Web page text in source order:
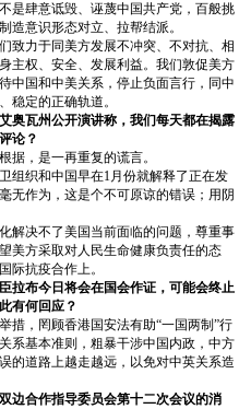
是肆意诋毁、诬蔑中国共产党，百般挑
造意识形态对立、拉帮结派。
力于同美方发展不冲突、不对抗、相
主权、安全、发展利益。我们敦促美方
中国和中美关系，停止负面言行，同中
稳定的正确轨道。
奥瓦州公开演讲称，我们每天都在揭露
论？
，是一再重复的谎言。
织和中国早在1月份就解释了正在发
无作为，这是个不可原谅的错误；用阴
决不了美国当前面临的问题，尊重事
美方采取对人民生命健康负责任的态
际抗疫合作上。
拉布今日将会在国会作证，可能会终止
有何回应？
，罔顾香港国安法有助“一国两制”行
系基本准则，粗暴干涉中国内政，中方
的道路上越走越远，以免对中英关系造
边合作指导委员会第十二次会议的消